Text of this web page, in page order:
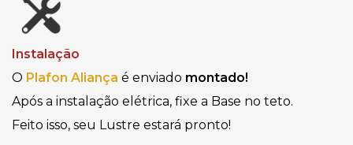
Instalação
O Plafon Aliança é enviado montado!
Após a instalação elétrica, fixe a Base no teto.
Feito isso, seu Lustre estará pronto!